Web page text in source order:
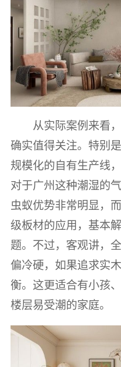
从实际案例来看
确实值得关注。特别
规模化的自有生产线
对于广州这种潮湿的
虫蚁优势非常明显，
级板材的应用，基本
题。不过，客观讲，
偏冷硬，如果追求实
衡。这更适合有小孩
楼层易受潮的家庭。